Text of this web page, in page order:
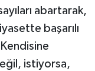
abartarak,
başarılı
istiyorsa,